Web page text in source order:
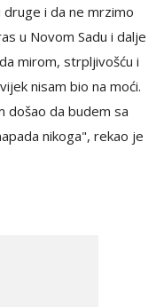
i da ne mrzimo
u Novom Sadu i dalje
mirom, strpljivošću i
nisam bio na moći.
došao da budem sa
nikoga", rekao je